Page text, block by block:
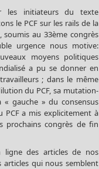
les initiateurs du texte
le PCF sur les rails de la
soumis au 33ème congrès
urgence nous motive:
moyens politiques
a pu se donner en
; dans le même
du PCF, sa mutation-
« gauche » du consensus
PCF a mis explicitement à
prochains congrès de fin
ligne des articles de nos
articles qui nous semblent